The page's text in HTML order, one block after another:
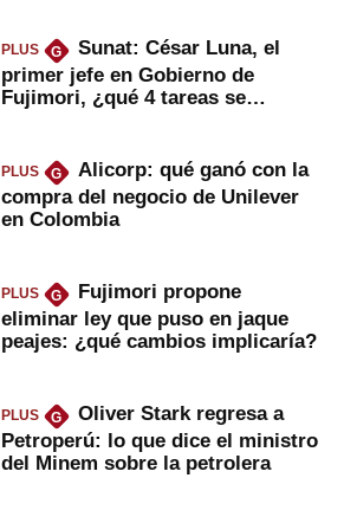
PLUS G
Sunat: César Luna, el
primer jefe en Gobierno de
Fujimori, ¿qué 4 tareas se
PLUS G
Alicorp: qué ganó con la
compra del negocio de Unilever
en Colombia
PLUS G
Fujimori propone
eliminar ley que puso en jaque
peajes: ¿qué cambios implicaría?
PLUS G
Oliver Stark regresa a
Petroperú: lo que dice el ministro
del Minem sobre la petrolera